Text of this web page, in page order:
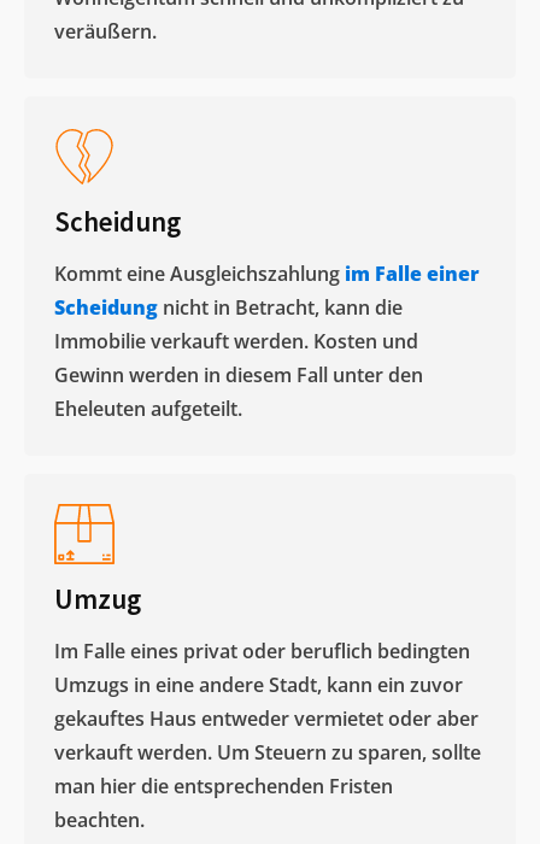
veräußern. ​
Scheidung
Kommt eine Ausgleichszahlung im Falle einer
Scheidung nicht in Betracht, kann die
Immobilie verkauft werden. Kosten und
Gewinn werden in diesem Fall unter den
Eheleuten aufgeteilt.​
Umzug
Im Falle eines privat oder beruflich bedingten
Umzugs in eine andere Stadt, kann ein zuvor
gekauftes Haus entweder vermietet oder aber
verkauft werden. Um Steuern zu sparen, sollte
man hier die entsprechenden Fristen
beachten.